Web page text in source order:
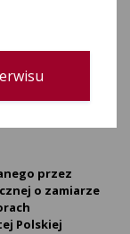
przez
o zamiarze
Polskiej